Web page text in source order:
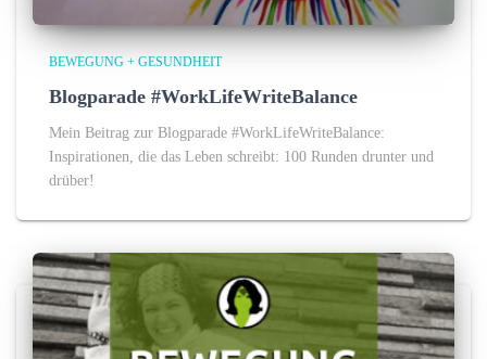
BEWEGUNG + GESUNDHEIT
Blogparade #WorkLifeWriteBalance
Mein Beitrag zur Blogparade #WorkLifeWriteBalance:
Inspirationen, die das Leben schreibt: 100 Runden drunter und
drüber!